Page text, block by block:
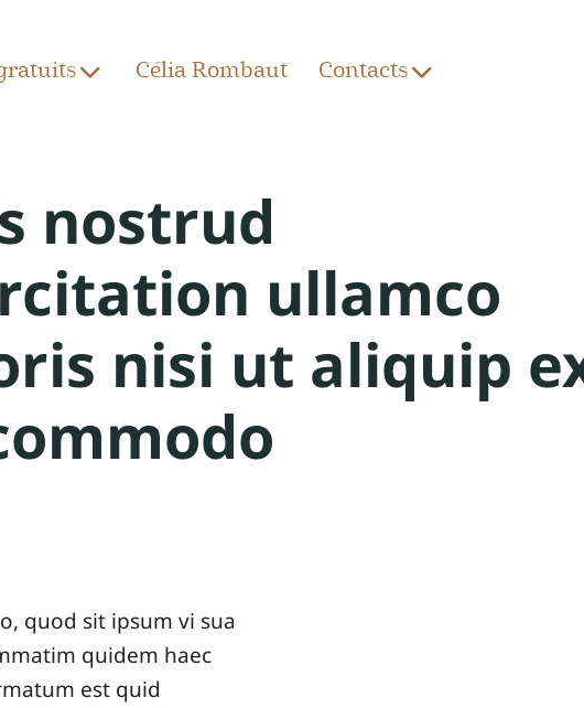
Célia Rombaut Contacts
nostrud
ullamco
nisi ut aliquip
quod sit ipsum vi sua
quidem haec
est quid